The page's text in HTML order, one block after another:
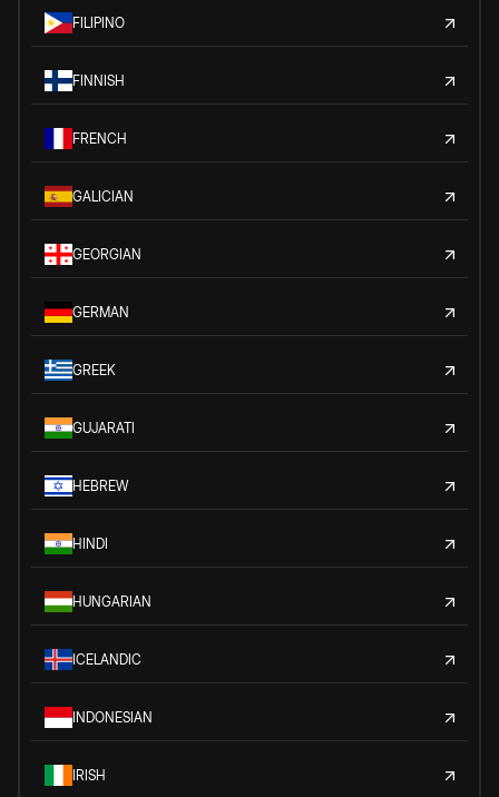
FILIPINO
FINNISH
FRENCH
GALICIAN
GEORGIAN
GERMAN
GREEK
GUJARATI
HEBREW
HINDI
HUNGARIAN
ICELANDIC
INDONESIAN
IRISH